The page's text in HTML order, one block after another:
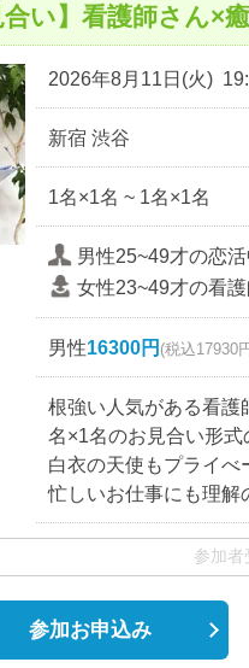
合い】看護師さん×
2026年8月11日(火)
新宿 渋谷
1名×1名 ~ 1名×1名
男性25~49才の恋
女性23~49才の看
男性16300円 (税込17930
根強い人気がある看護
名×1名のお見合い形式
白衣の天使もプライべ
忙しいお仕事にも理解
参加者
参加お申込み